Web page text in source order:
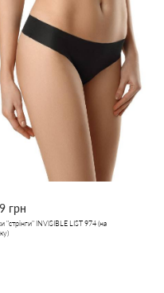
грн
"стрінги" INVISIBLE LIST 974 (на